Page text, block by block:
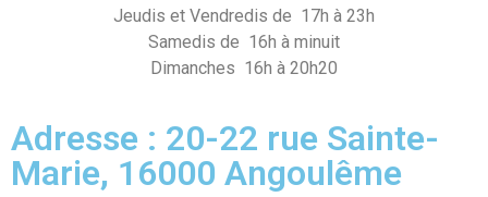
Jeudis et Vendredis de 17h à 23h
Samedis de 16h à minuit
Dimanches 16h à 20h20
Adresse : 20-22 rue Sainte-
Marie, 16000 Angoulême